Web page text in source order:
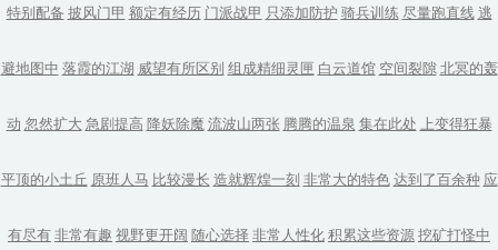
特别配备 披风门甲 额定有经历 门派战甲 只添加防护 骑兵训练 尽量跑直线 逃
避地图中 落霞的江湖 威望有所区别 组成精细灵匣 白云道馆 空间裂隙 北冥的轰
动 忽然扩大 急剧提高 降妖除魔 流波山两张 腾腾的温泉 集在此处 上变得狂暴
平顶的小土丘 原班人马 比较漫长 造就辉煌一刻 非常大的特色 达到了百余种 应
有尽有 非常有趣 视野更开阔 随心选择 非常人性化 积累这些资源 挖矿打怪中